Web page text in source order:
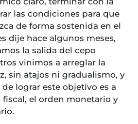
las condiciones para que
de forma sostenida en el
dije hace algunos meses,
la salida del cepo
vinimos a arreglar la
sin atajos ni gradualismo, y
lograr este objetivo es a
fiscal, el orden monetario y